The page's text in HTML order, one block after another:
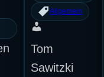
Allgemein
Tom
Sawitzki